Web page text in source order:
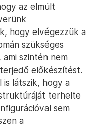
az elmúlt
hogy elvégezzük a
szükséges
szintén nem
előkészítést.
látszik, hogy a
terhelte
sem
a